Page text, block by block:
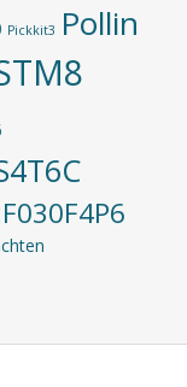
Pickkit3 Pollin